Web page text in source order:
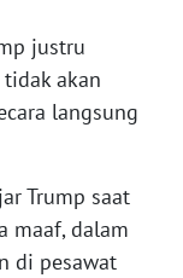
justru
akan
langsung
Trump saat
maaf, dalam
di pesawat